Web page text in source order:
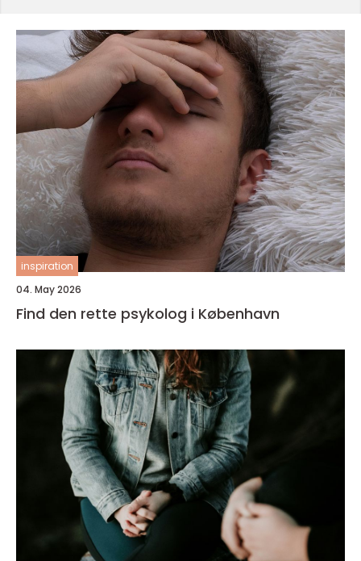
inspiration
04. May 2026
Find den rette psykolog i København